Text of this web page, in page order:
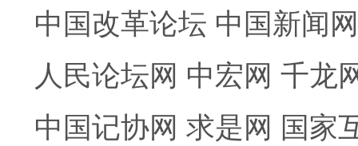
中国改革论坛 中国新闻网
人民论坛网 中宏网 千龙
中国记协网 求是网 国家